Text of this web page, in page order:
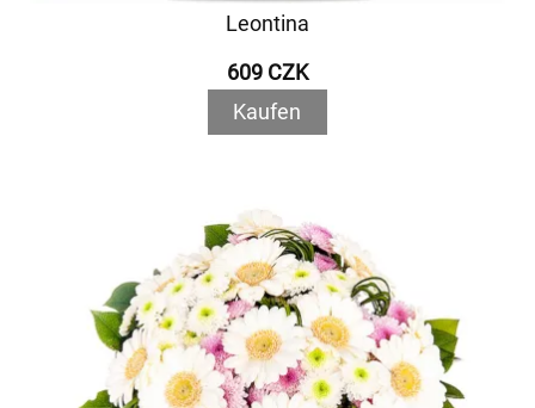
Leontina
609 CZK
Kaufen